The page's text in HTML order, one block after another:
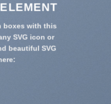
boxes with this
SVG icon or
beautiful SVG